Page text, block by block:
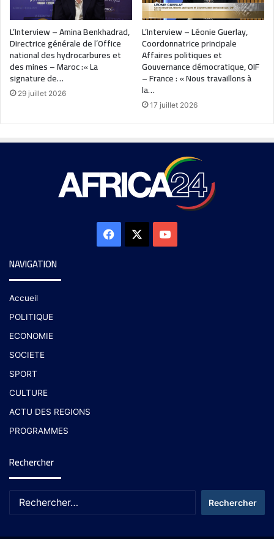
L’Interview – Amina Benkhadrad,
Directrice générale de l’Office
national des hydrocarbures et
des mines – Maroc :« La
signature de…
29 juillet 2026
L’Interview – Léonie Guerlay,
Coordonnatrice principale
Affaires politiques et
Gouvernance démocratique, OIF
– France : « Nous travaillons à
la…
17 juillet 2026
NAVIGATION
Accueil
POLITIQUE
ECONOMIE
SOCIETE
SPORT
CULTURE
ACTU DES REGIONS
PROGRAMMES
Rechercher